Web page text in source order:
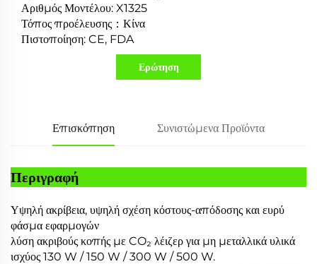
Αριθμός Μοντέλου: X1325
Τόπος προέλευσης：Κίνα
Πιστοποίηση: CE, FDA
Ερώτηση
Επισκόπηση Συνιστώμενα Προϊόντα
Περιγραφή
Υψηλή ακρίβεια, υψηλή σχέση κόστους-απόδοσης και ευρύ
φάσμα εφαρμογών
λύση ακριβούς κοπής με CO₂ λέιζερ για μη μεταλλικά υλικά
ισχύος 130 W / 150 W / 300 W / 500 W.